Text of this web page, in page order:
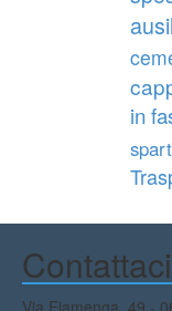
in
Contattaci
Via Fiamenga, 49 -